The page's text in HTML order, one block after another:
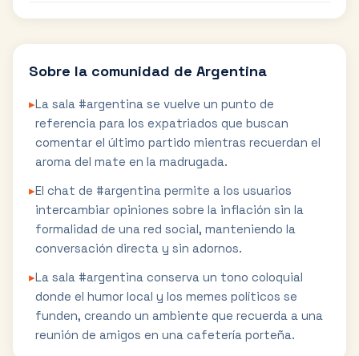
Sobre la comunidad de Argentina
▸La sala #argentina se vuelve un punto de
referencia para los expatriados que buscan
comentar el último partido mientras recuerdan el
aroma del mate en la madrugada.
▸El chat de #argentina permite a los usuarios
intercambiar opiniones sobre la inflación sin la
formalidad de una red social, manteniendo la
conversación directa y sin adornos.
▸La sala #argentina conserva un tono coloquial
donde el humor local y los memes políticos se
funden, creando un ambiente que recuerda a una
reunión de amigos en una cafetería porteña.